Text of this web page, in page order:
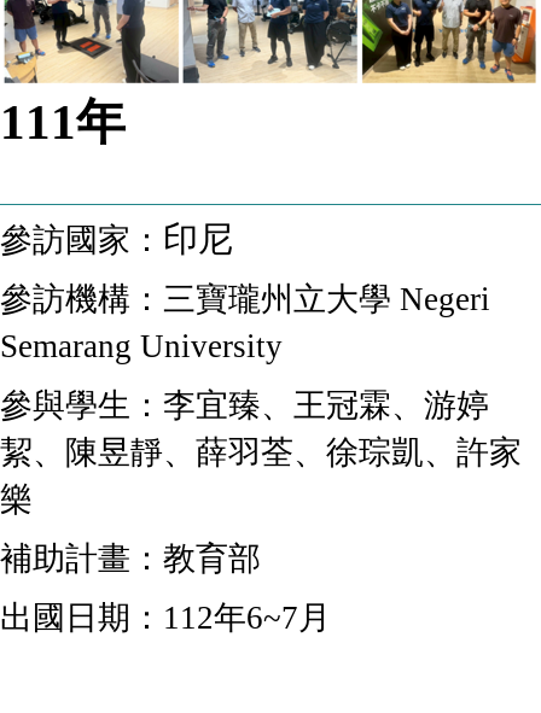
111年
參訪國家： 印尼
參訪機構： 三寶瓏州立大學 Negeri
Semarang University
參與學生：李宜臻、王冠霖、游婷
絜、陳昱靜、薛羽荃、徐琮凱、許家
樂
補助計畫：教育部
出國日期：112年6~7月